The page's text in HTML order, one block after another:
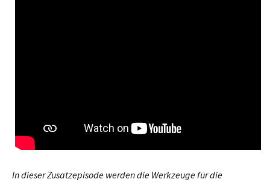
In dieser Zusatzepisode werden die Werkzeuge für die